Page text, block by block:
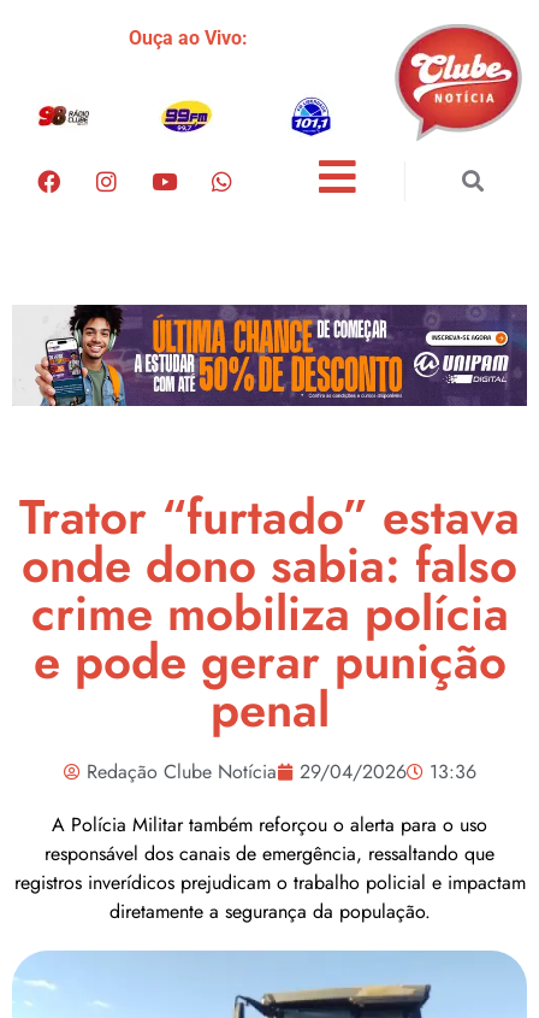
Ouça ao Vivo:
Trator “furtado” estava
onde dono sabia: falso
crime mobiliza polícia
e pode gerar punição
penal
Redação Clube Notícia 29/04/2026
13:36
A Polícia Militar também reforçou o alerta para o uso
responsável dos canais de emergência, ressaltando que
registros inverídicos prejudicam o trabalho policial e impactam
diretamente a segurança da população.